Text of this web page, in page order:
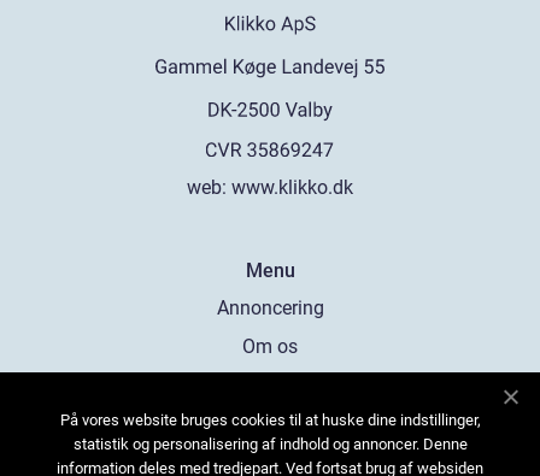
web: www.klikko.dk
Menu
Annoncering
Om os
Kontakt os
Sitemap
På vores website bruges cookies til at huske dine indstillinger,
statistik og personalisering af indhold og annoncer. Denne
information deles med tredjepart. Ved fortsat brug af websiden